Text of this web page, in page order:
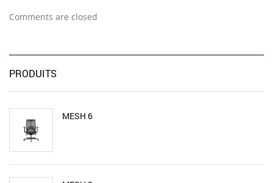
Comments are closed
PRODUITS
MESH 6